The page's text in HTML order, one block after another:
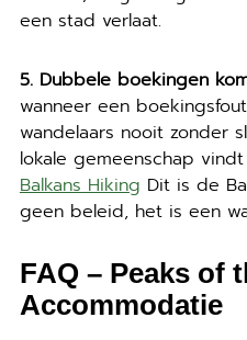
een stad verlaat.
5. Dubbele boekingen
wanneer een
wandelaars nooit zonder
lokale gemeenschap
Balkans Hiking Dit is de
geen beleid, het is een
FAQ – Peaks of
Accommodatie